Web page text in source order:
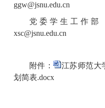
ggw@jsnu.edu.cn
党委学生工作部
xsc@jsnu.edu.cn
附件：
江苏师范大
划简表.docx